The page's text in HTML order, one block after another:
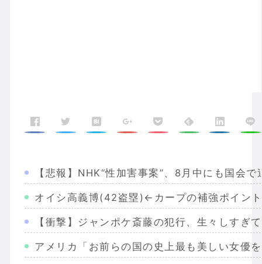
【悲報】NHK“性加害事案”、8月中にも国会で
オイシ高義博(42盗塁)←カープの補強ポイン
【衝撃】ジャンポケ斎藤の犯行、生々しすぎ
アメリカ「お前らの国の史上最も美しい女優